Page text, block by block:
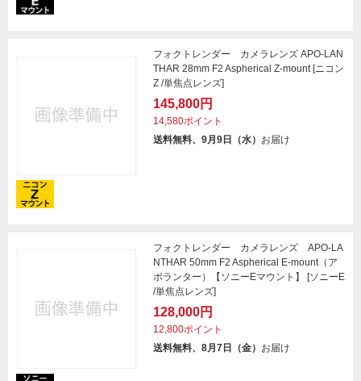
フォクトレンダー カメラレンズ APO-LAN
THAR 28mm F2 Aspherical Z-mount [ニコン
Z /単焦点レンズ]
145,800円
14,580ポイント
送料無料、9月9日（水） お届け
フォクトレンダー カメラレンズ APO-LA
NTHAR 50mm F2 Aspherical E-mount（ア
ポランター）【ソニーEマウント】 [ソニーE
/単焦点レンズ]
128,000円
12,800ポイント
送料無料、8月7日（金） お届け